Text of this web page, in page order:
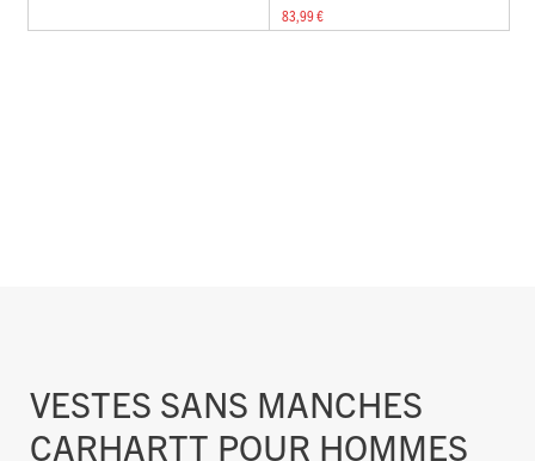
83,99 €
VESTES SANS MANCHES
CARHARTT POUR HOMMES